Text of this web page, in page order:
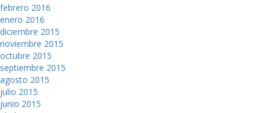
febrero 2016
enero 2016
diciembre 2015
noviembre 2015
octubre 2015
septiembre 2015
agosto 2015
julio 2015
junio 2015